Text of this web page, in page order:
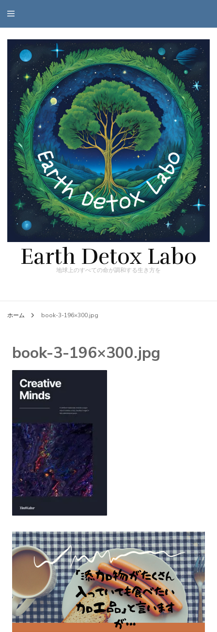
Earth Detox Labo
地球上のすべての命が調和する生き方を
ホーム book-3-196×300.jpg
book-3-196×300.jpg